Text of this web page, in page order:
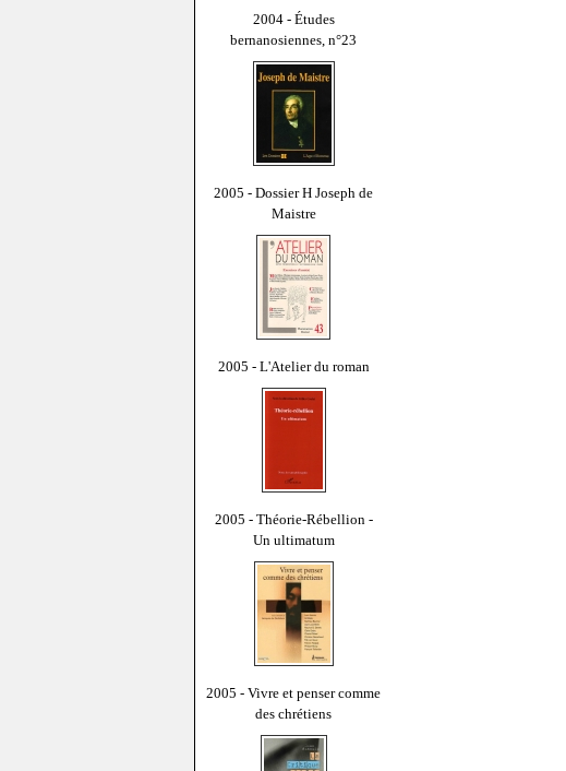
2004 - Études
bernanosiennes, n°23
2005 - Dossier H Joseph de
Maistre
2005 - L'Atelier du roman
2005 - Théorie-Rébellion -
Un ultimatum
2005 - Vivre et penser comme
des chrétiens